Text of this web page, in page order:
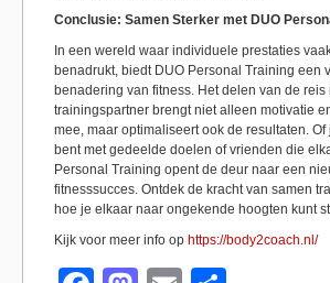
Conclusie: Samen Sterker met DUO
In een wereld waar individuele prestaties
benadrukt, biedt DUO Personal Training een
benadering van fitness. Het delen van de reis
trainingspartner brengt niet alleen motivatie
mee, maar optimaliseert ook de resultaten. Of
bent met gedeelde doelen of vrienden die
Personal Training opent de deur naar een
fitnesssucces. Ontdek de kracht van samen
hoe je elkaar naar ongekende hoogten kunt
Kijk voor meer info op https://body2coach.nl/